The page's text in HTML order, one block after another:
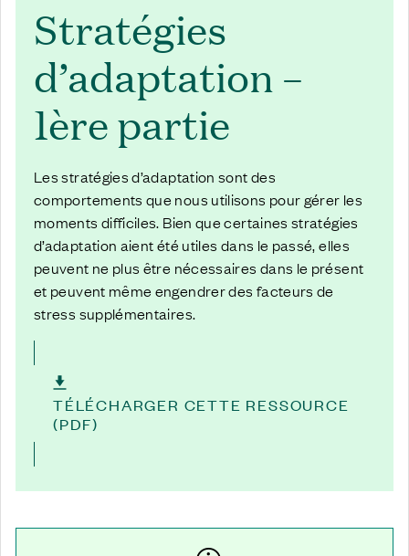
Stratégies
d’adaptation –
1ère partie
Les stratégies d’adaptation sont des
comportements que nous utilisons pour gérer les
moments difficiles. Bien que certaines stratégies
d’adaptation aient été utiles dans le passé, elles
peuvent ne plus être nécessaires dans le présent
et peuvent même engendrer des facteurs de
stress supplémentaires.
TÉLÉCHARGER CETTE RESSOURCE
(PDF)